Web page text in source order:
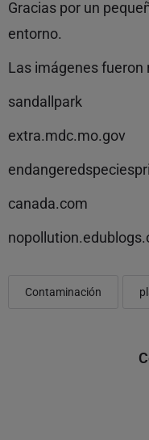
Gracias por un
entorno.
Las imágenes fueron
sandallpark
extra.mdc.mo.gov
canada.com
Contaminación